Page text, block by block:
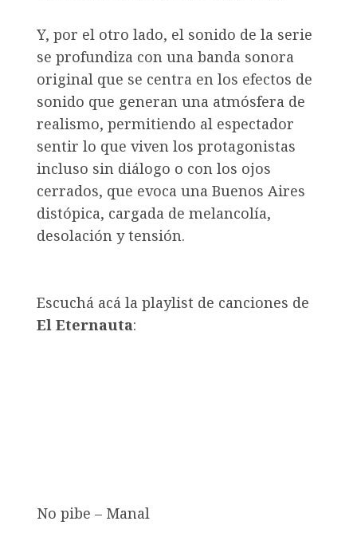
Y, por el otro lado, el sonido de la serie
se profundiza con una banda sonora
original que se centra en los efectos de
sonido que generan una atmósfera de
realismo, permitiendo al espectador
sentir lo que viven los protagonistas
incluso sin diálogo o con los ojos
cerrados, que evoca una Buenos Aires
distópica, cargada de melancolía,
desolación y tensión.
Escuchá acá la playlist de canciones de
El Eternauta:
No pibe – Manal